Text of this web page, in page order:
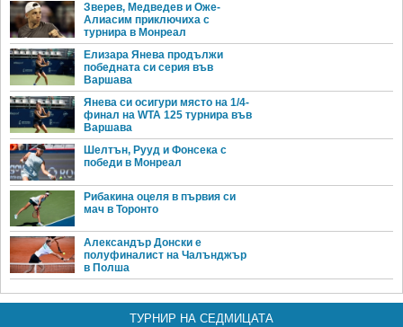
Зверев, Медведев и Оже-
Алиасим приключиха с
турнира в Монреал
Елизара Янева продължи
победната си серия във
Варшава
Янева си осигури място на 1/4-
финал на WTA 125 турнира във
Варшава
Шелтън, Рууд и Фонсека с
победи в Монреал
Рибакина оцеля в първия си
мач в Торонто
Александър Донски е
полуфиналист на Чалънджър
в Полша
ТУРНИР НА СЕДМИЦАТА